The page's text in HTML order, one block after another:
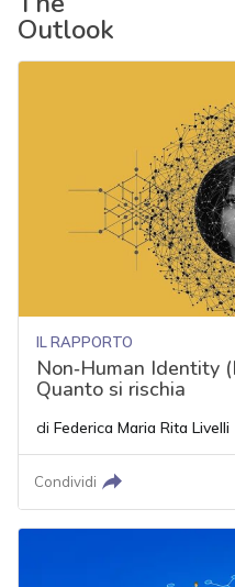
Outlook
IL RAPPORTO
Non‑Human Identity
Quanto si rischia
di Federica Maria Rita Livelli
Condividi